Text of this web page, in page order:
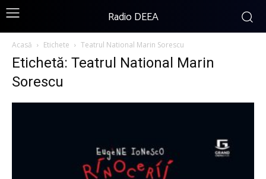
Radio DEEA
Acasă Etichete Teatrul National Marin Sorescu
Etichetă: Teatrul National Marin
Sorescu